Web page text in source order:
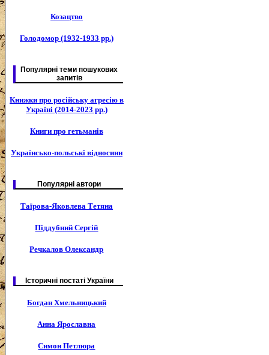
Козацтво
Голодомор (1932-1933 рр.)
Популярні теми пошукових
запитів
Книжки про російську агресію в
Україні (2014-2023 рр.)
Книги про гетьманів
Українсько-польські відносини
Популярні автори
Таїрова-Яковлева Тетяна
Піддубний Сергій
Речкалов Олександр
Історичні постаті України
Богдан Хмельницький
Анна Ярославна
Симон Петлюра